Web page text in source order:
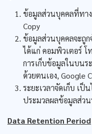
ข้อมูลส่วนบุคคลที่ทา
Copy
ข้อมูลส่วนบุคคลจะถู
ได้แก่ คอมพิวเตอร์
การเก็บข้อมูลในบนร
ด้วยตนเอง, Google
ระยะเวลาจัดเก็บ เป็
ประมวลผลข้อมูลส่ว
Data Retention Period